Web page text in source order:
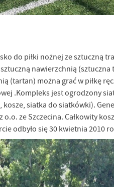
do piłki nożnej ze sztuczną
nawierzchnią
(tartan) można grać w piłkę
.Kompleks jest ogrodzony
siatka do siatkówki).
ze Szczecina. Całkowity
odbyło się 30 kwietnia 2010